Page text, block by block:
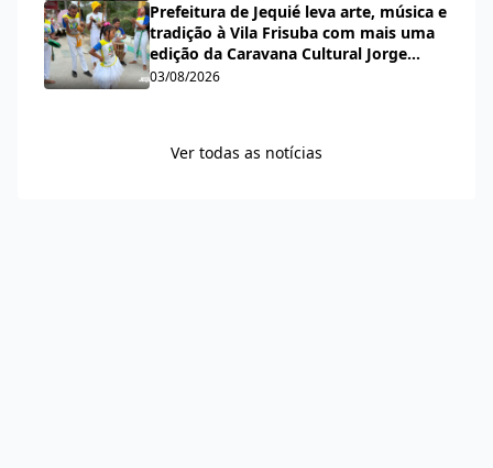
Prefeitura de Jequié leva arte, música e
tradição à Vila Frisuba com mais uma
edição da Caravana Cultural Jorge
Salomão
03/08/2026
Ver todas as notícias